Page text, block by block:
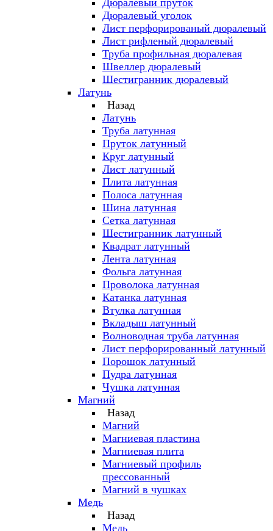
Дюралевый пруток
Дюралевый уголок
Лист перфорированый дюралевый
Лист рифленый дюралевый
Труба профильная дюралевая
Швеллер дюралевый
Шестигранник дюралевый
Латунь
Назад
Латунь
Труба латунная
Пруток латунный
Круг латунный
Лист латунный
Плита латунная
Полоса латунная
Шина латунная
Сетка латунная
Шестигранник латунный
Квадрат латунный
Лента латунная
Фольга латунная
Проволока латунная
Катанка латунная
Втулка латунная
Вкладыш латунный
Волноводная труба латунная
Лист перфорированный латунный
Порошок латунный
Пудра латунная
Чушка латунная
Магний
Назад
Магний
Магниевая пластина
Магниевая плита
Магниевый профиль
прессованный
Магний в чушках
Медь
Назад
Медь